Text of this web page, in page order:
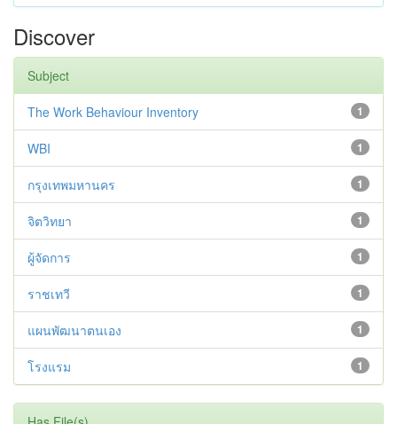
Discover
Subject
1
The Work Behaviour Inventory
1
WBI
1
กรุงเทพมหานคร
1
จิตวิทยา
1
ผู้จัดการ
1
ราชเทวี
1
แผนพัฒนาตนเอง
1
โรงแรม